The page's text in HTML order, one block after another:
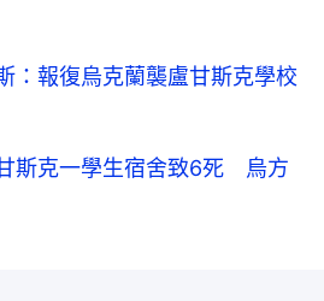
報復烏克蘭襲盧甘斯克學校
斯克一學生宿舍致6死 烏方